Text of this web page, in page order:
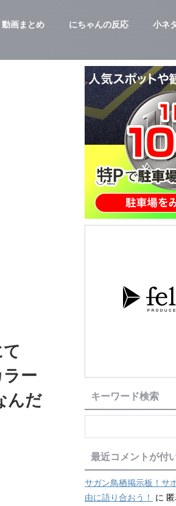
動画まとめ にちゃんの反応 小ネ
ー
んだ
キーワード検索
最近コメントが付
サガン鳥栖掲示板！サ
由に語り合おう！
に 匿